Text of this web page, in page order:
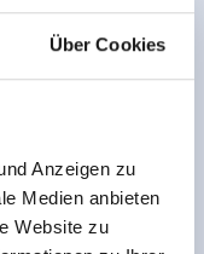
Über Cookies
Anzeigen zu
Medien anbieten
Website zu